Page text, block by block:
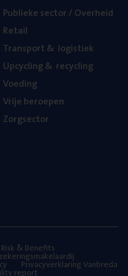
Publie­ke sec­tor / Overheid
Retail
Trans­port& logistiek
Upcy­cling& recycling
Voe­ding
Vrije beroe­pen
Zorg­sec­tor
& Benefits
Privacyverklaring Vanbreda
report